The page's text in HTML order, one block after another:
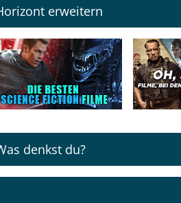
erweitern
denkst du?